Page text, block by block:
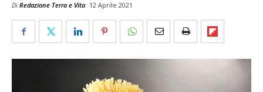
Di Redazione Terra e Vita 12 Aprile 2021